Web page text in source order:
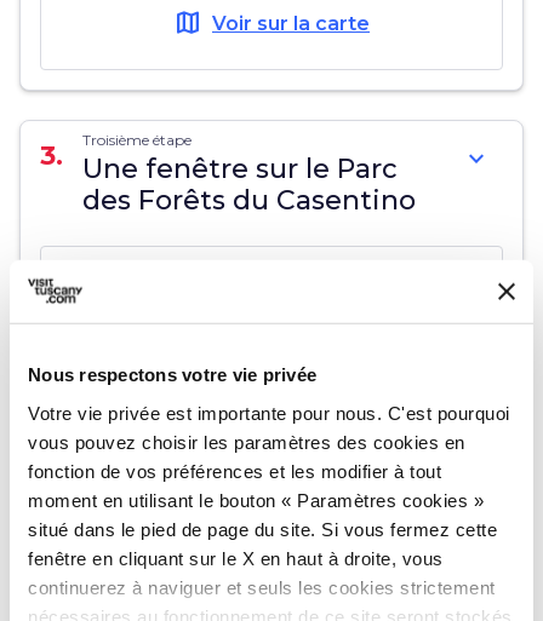
Nous respectons votre vie privée
Votre vie privée est importante pour nous. C'est pourquoi
vous pouvez choisir les paramètres des cookies en
fonction de vos préférences et les modifier à tout
moment en utilisant le bouton « Paramètres cookies »
situé dans le pied de page du site. Si vous fermez cette
fenêtre en cliquant sur le X en haut à droite, vous
continuerez à naviguer et seuls les cookies strictement
nécessaires au fonctionnement de ce site seront stockés
map Voir sur la carte
3. Troisième étape
Une fenêtre sur le Parc
des Forêts du Casentino
expand_more
4. Quatrième étape
Les chutes d'eau
d'Acquacheta
expand_more
map Voir sur la carte